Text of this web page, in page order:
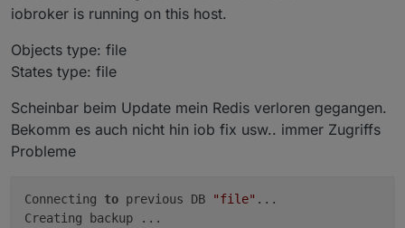
iobroker is running on this host.
Objects type: file
States type: file
Scheinbar beim Update mein Redis verloren gegangen.
Bekomm es auch nicht hin iob fix usw.. immer Zugriffs
Probleme
Connecting to previous DB "file" ...
Creating backup ...